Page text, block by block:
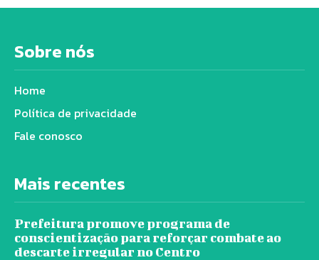
Sobre nós
Home
Política de privacidade
Fale conosco
Mais recentes
Prefeitura promove programa de
conscientização para reforçar combate ao
descarte irregular no Centro